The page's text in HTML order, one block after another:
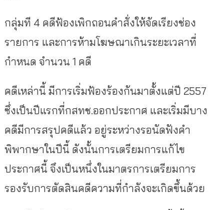
กลุ่มที 4 คดีฟ้องเพิกถอนคำสั่งให้จัดเรียงช่อง
รายการ และการห้ามโฆษณาเกินระยะเวลาที่
กำหนด จำนวน 1 คดี
คดีเหล่านี้ มีการเริ่มฟ้องร้องกันมาตั้งแต่ปี 2557
ซึ่งเป็นปีแรกที่กสทช.ออกประกาศ และเริ่มมีบาง
คดีมีการสรุปคดีแล้ว อยู่ระหว่างรอนัดฟังคำ
พิพากษาในปีนี้ ดังนั้นการเตรียมการแก้ไข
ประกาศนี้ จึงเป็นหนึ่งในมาตรการเตรียมการ
รองรับการตัดสินคดีความที่กำลังจะเกิดขึ้นด้วย